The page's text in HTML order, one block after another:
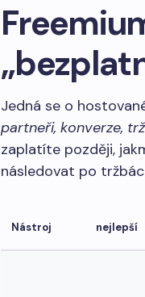
Jedná se o
partneři, konverze,
zaplatíte později,
následovat po
Nástroj nejlepší